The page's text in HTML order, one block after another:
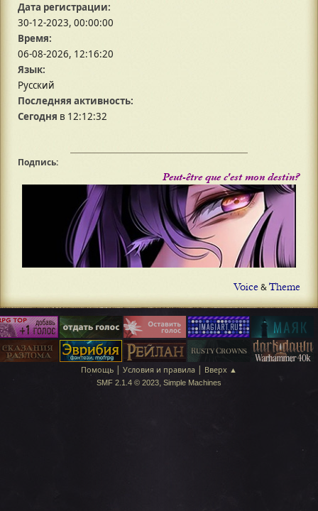
Дата регистрации:
30-12-2023, 00:00:00
Время:
06-08-2026, 12:16:20
Язык:
Русский
Последняя активность:
Сегодня в 12:12:32
Подпись:
Peut-être que c'est mon destin?
Voice&Theme
Помощь | Условия и правила | Вверх ▲
SMF 2.1.4 © 2023, Simple Machines